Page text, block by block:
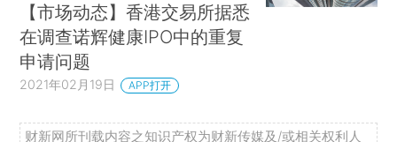
【市场动态】香港交易所据悉
在调查诺辉健康IPO中的重复
申请问题
2021年02月19日 APP打开
财新网所刊载内容之知识产权为财新传媒及/或相关权利人